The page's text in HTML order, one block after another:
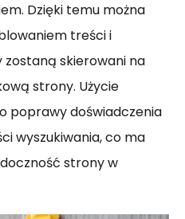
Dzięki temu można
treści i
zostaną skierowani na
strony. Użycie
poprawy doświadczenia
wyszukiwania, co ma
strony w